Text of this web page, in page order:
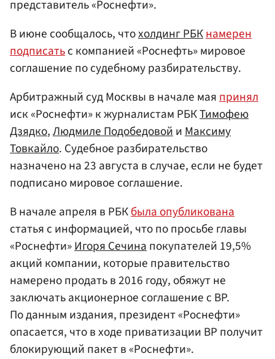
представитель «Роснефти».
В июне сообщалось, чтохолдинг РБКнамерен
подписатьс компанией «Роснефть» мировое
соглашение по судебному разбирательству.
Арбитражный суд Москвы в начале маяпринял
иск «Роснефти» к журналистам РБКТимофею
Дзядко,Людмиле ПодобедовойиМаксиму
Товкайло. Судебное разбирательство
назначено на 23 августа в случае, если не будет
подписано мировое соглашение.
В начале апреля в РБКбыла опубликована
статья с информацией, что по просьбе главы
«Роснефти»Игоря Сечинапокупателей 19,5%
акций компании, которые правительство
намерено продать в 2016 году, обяжут не
заключать акционерное соглашение с BP.
По данным издания, президент «Роснефти»
опасается, что в ходе приватизации BP получит
блокирующий пакет в «Роснефти».